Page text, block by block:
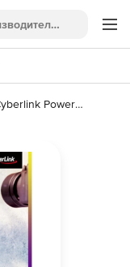
Cyberlink PowerDirector 21